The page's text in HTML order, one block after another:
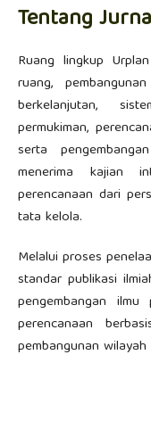
Tentang
Ruang lingkup
ruang,
berkelanjutan,
permukiman,
serta
menerima kajian
perencanaan dari
tata kelola.
Melalui proses
standar publikasi
pengembangan
perencanaan
pembangunan